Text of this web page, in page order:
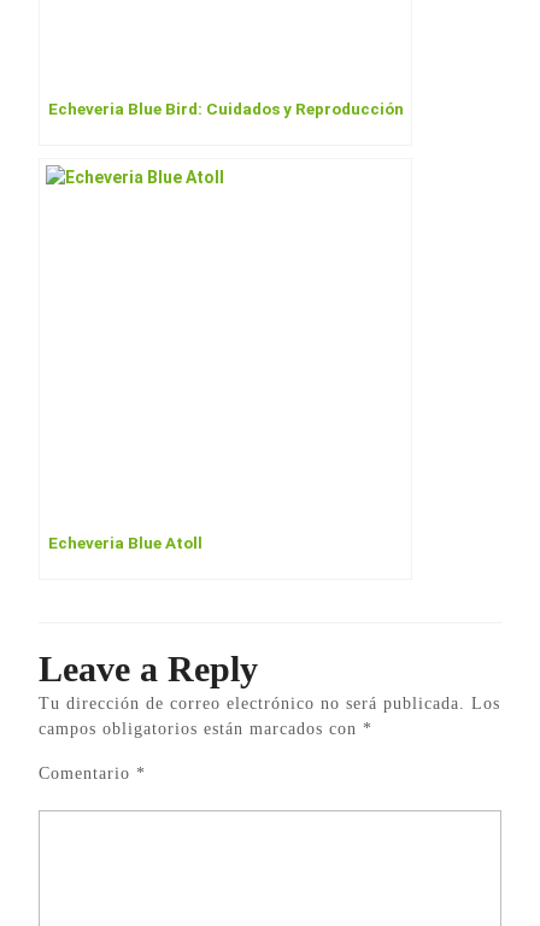
Echeveria Blue Bird: Cuidados y Reproducción
Echeveria Blue Atoll
Leave a Reply
Tu dirección de correo electrónico no será publicada.
Los
campos obligatorios están marcados con *
Comentario *